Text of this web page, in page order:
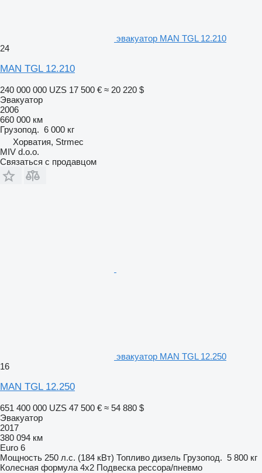
эвакуатор MAN TGL 12.210
24
MAN TGL 12.210
240 000 000 UZS 17 500 € ≈ 20 220 $
Эвакуатор
2006
660 000 км
Грузопод. 6 000 кг
Хорватия, Strmec
MIV d.o.o.
Связаться с продавцом
эвакуатор MAN TGL 12.250
16
MAN TGL 12.250
651 400 000 UZS 47 500 € ≈ 54 880 $
Эвакуатор
2017
380 094 км
Euro 6
Мощность 250 л.с. (184 кВт) Топливо дизель Грузопод. 5 800 кг
Колесная формула 4x2 Подвеска рессора/пневмо